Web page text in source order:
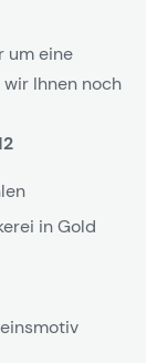
um eine
Ihnen noch
in Gold